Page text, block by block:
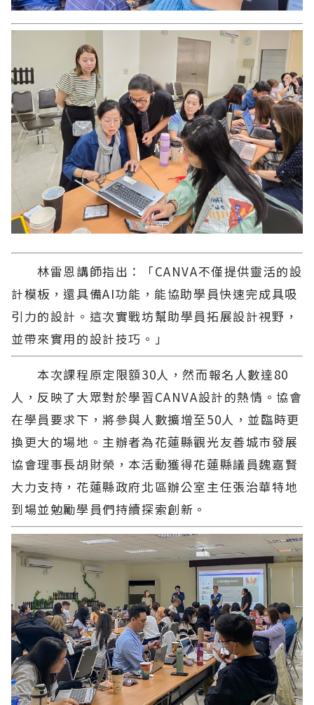
林雷恩講師指出：「CANVA不僅提供靈活的設
計模板，還具備AI功能，能協助學員快速完成具吸
引力的設計。這次實戰坊幫助學員拓展設計視野，
並帶來實用的設計技巧。」
本次課程原定限額30人，然而報名人數達80
人，反映了大眾對於學習CANVA設計的熱情。協會
在學員要求下，將參與人數擴增至50人，並臨時更
換更大的場地。主辦者為花蓮縣觀光友善城市發展
協會理事長胡財榮，本活動獲得花蓮縣議員魏嘉賢
大力支持，花蓮縣政府北區辦公室主任張治華特地
到場並勉勵學員們持續探索創新。